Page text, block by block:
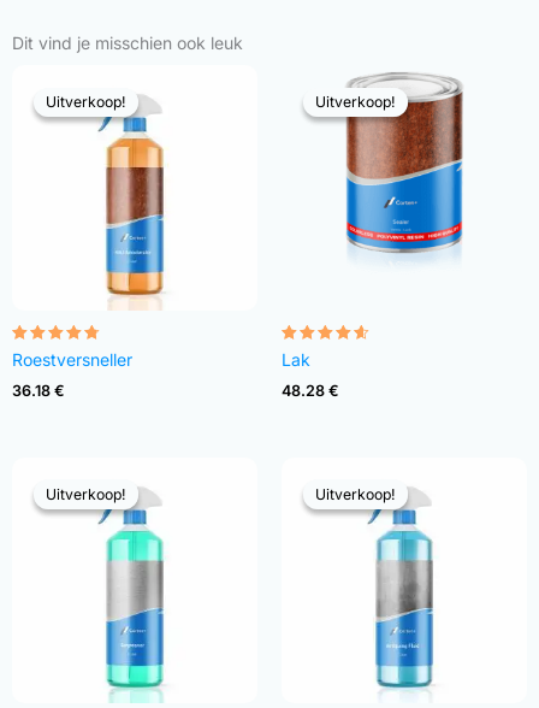
Dit vind je misschien ook leuk
Uitverkoop!
Uitverkoop!
Gewaardeerd
4.68
uit 5
Roestversneller
36.18 €
Uitverkoop!
Uitverkoop!
Gewaardeerd
4.54
uit 5
Lak
48.28 €
Uitverkoop!
Uitverkoop! Uitverkoop!
Uitverkoop!